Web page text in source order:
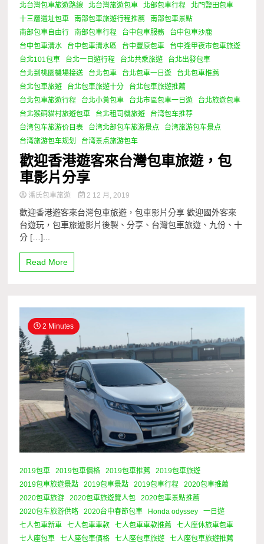
北台灣包車旅遊路線
北台灣旅遊包車 北部包車行程
北門鹽田包車
十三層遺址包車
南部包車旅遊行程推薦
南部包車景點
南部包車自由行
南部包車行程 台中包車服務
台中包車沙鹿
台中包車清水
台中包車清水區 台中豐原包車
台中逢甲夜市包車旅遊
台北101包車
台北一日遊行程 台北共乘旅遊
台北出發包車
台北到桃園機場接送
台北包車 台北包車一日遊
台北包車推薦
台北包車旅遊
台北包車旅遊十分
台北包車旅遊推薦
台北包車旅遊行程
台北小黃包車 台北市區包車一日遊
台北旅遊包車
台北猴硐貓村旅遊包車
台北租司機旅遊
台湾包车推荐
台湾包车旅游价目表
台湾北部包车旅游景点
台湾旅游包车景点
台湾旅游包车规划
台湾景点旅游包车
歡迎香港遊客來台灣包車旅遊，包
車影片分享
潘氏包車旅遊 2 12 月, 2019
歡迎香港遊客來台灣包車旅遊，包車影片分享 歡迎國外客來
台遊玩，包車旅遊影片後製、分享、台灣包車旅遊、九份、十
分 […]...
Read More
2 Minutes
2019包車 2019包車價格 2019包車推薦
2019包車旅遊
2019包車旅遊景點
2019包車景點 2019包車行程
2020包車推薦
2020包車旅游
2020包車旅遊覽人包
2020包車景點推薦
2020包车旅游供略
2020台中春節包車 Honda odyssey
一日遊
七人包車新車
七人包車車款 七人包車車款推薦
七人座休旅車包車
七人座包車
七人座包車價格 七人座包車旅遊
七人座包車旅遊推薦